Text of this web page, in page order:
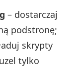
– dostarczaj
podstronę;
skrypty
tylko